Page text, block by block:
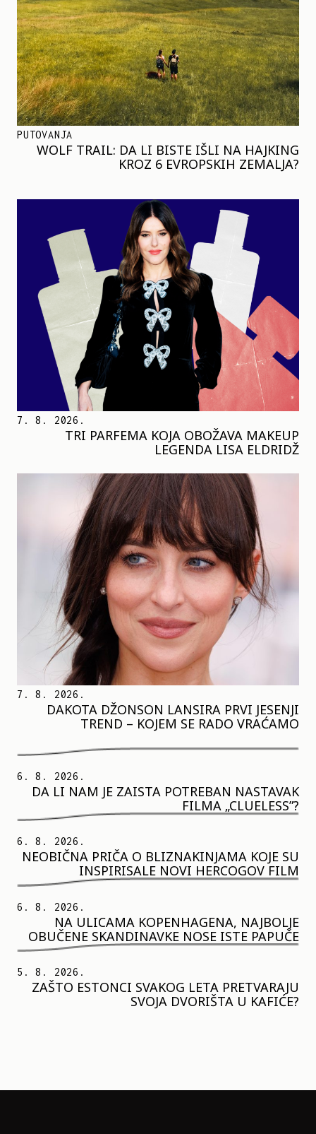
PUTOVANJA
WOLF TRAIL: DA LI BISTE IŠLI NA HAJKING
KROZ 6 EVROPSKIH ZEMALJA?
7. 8. 2026.
TRI PARFEMA KOJA OBOŽAVA MAKEUP
LEGENDA LISA ELDRIDŽ
7. 8. 2026.
DAKOTA DŽONSON LANSIRA PRVI JESENJI
TREND – KOJEM SE RADO VRAĆAMO
6. 8. 2026.
DA LI NAM JE ZAISTA POTREBAN NASTAVAK
FILMA „CLUELESS”?
6. 8. 2026.
NEOBIČNA PRIČA O BLIZNAKINJAMA KOJE SU
INSPIRISALE NOVI HERCOGOV FILM
6. 8. 2026.
NA ULICAMA KOPENHAGENA, NAJBOLJE
OBUČENE SKANDINAVKE NOSE ISTE PAPUČE
5. 8. 2026.
ZAŠTO ESTONCI SVAKOG LETA PRETVARAJU
SVOJA DVORIŠTA U KAFIĆE?